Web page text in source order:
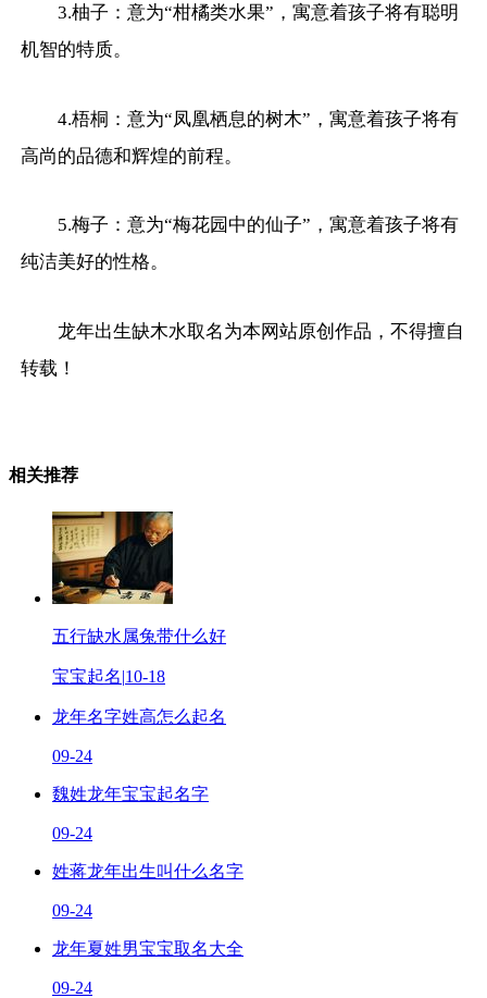
3.柚子：意为“柑橘类水果”，寓意着孩子将有聪明
机智的特质。
4.梧桐：意为“凤凰栖息的树木”，寓意着孩子将有
高尚的品德和辉煌的前程。
5.梅子：意为“梅花园中的仙子”，寓意着孩子将有
纯洁美好的性格。
龙年出生缺木水取名为本网站原创作品，不得擅自
转载！
相关推荐
五行缺水属兔带什么好
宝宝起名|10-18
龙年名字姓高怎么起名
09-24
魏姓龙年宝宝起名字
09-24
姓蒋龙年出生叫什么名字
09-24
龙年夏姓男宝宝取名大全
09-24